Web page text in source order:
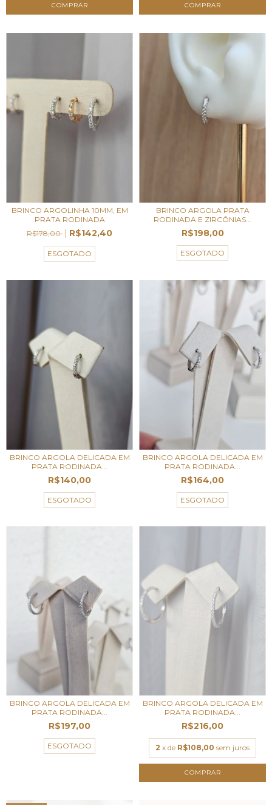
BRINCO ARGOLINHA 10MM, EM
PRATA RODINADA
R$178,00
R$142,40
ESGOTADO
BRINCO ARGOLA PRATA
RODINADA E ZIRCÔNIAS...
R$198,00
ESGOTADO
BRINCO ARGOLA DELICADA EM
PRATA RODINADA...
R$140,00
ESGOTADO
BRINCO ARGOLA DELICADA EM
PRATA RODINADA...
R$164,00
ESGOTADO
BRINCO ARGOLA DELICADA EM
PRATA RODINADA...
R$197,00
ESGOTADO
BRINCO ARGOLA DELICADA EM
PRATA RODINADA...
R$216,00
2 x de R$108,00 sem juros